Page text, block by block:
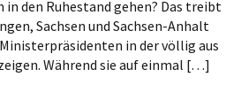
Stadt Leipzig 2027ff:
Evaluation und Optimierung
des Prozesses
00:26:26
Am 2. Juli im Stadtrat:
Verfahren zum Umgang mit
Leistungen aus dem
Erneuerbare-Energien-
00:07:46
den Ruhestand gehen? Das treibt
Sachsen und Sachsen-Anhalt
in der völlig aus
Während sie auf einmal […]